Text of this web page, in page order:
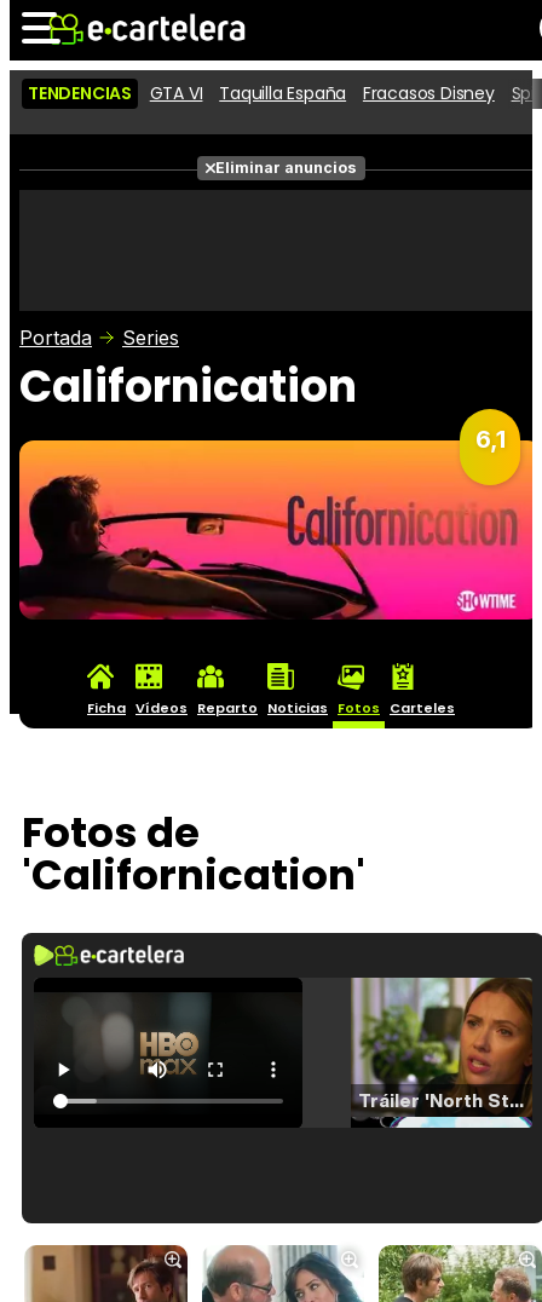
Noticias Cartelera
Películas
Críticas
TENDENCIAS GTA VI Taquilla España Fracasos Disney
Eliminar anuncios
Portada Series
Californication
6,1
Ficha Vídeos Reparto Noticias Fotos Carteles
Fotos de
'Californication'
Tráiler 'North Star' (2023)
Tráiler en español de 'La isla olvidada'